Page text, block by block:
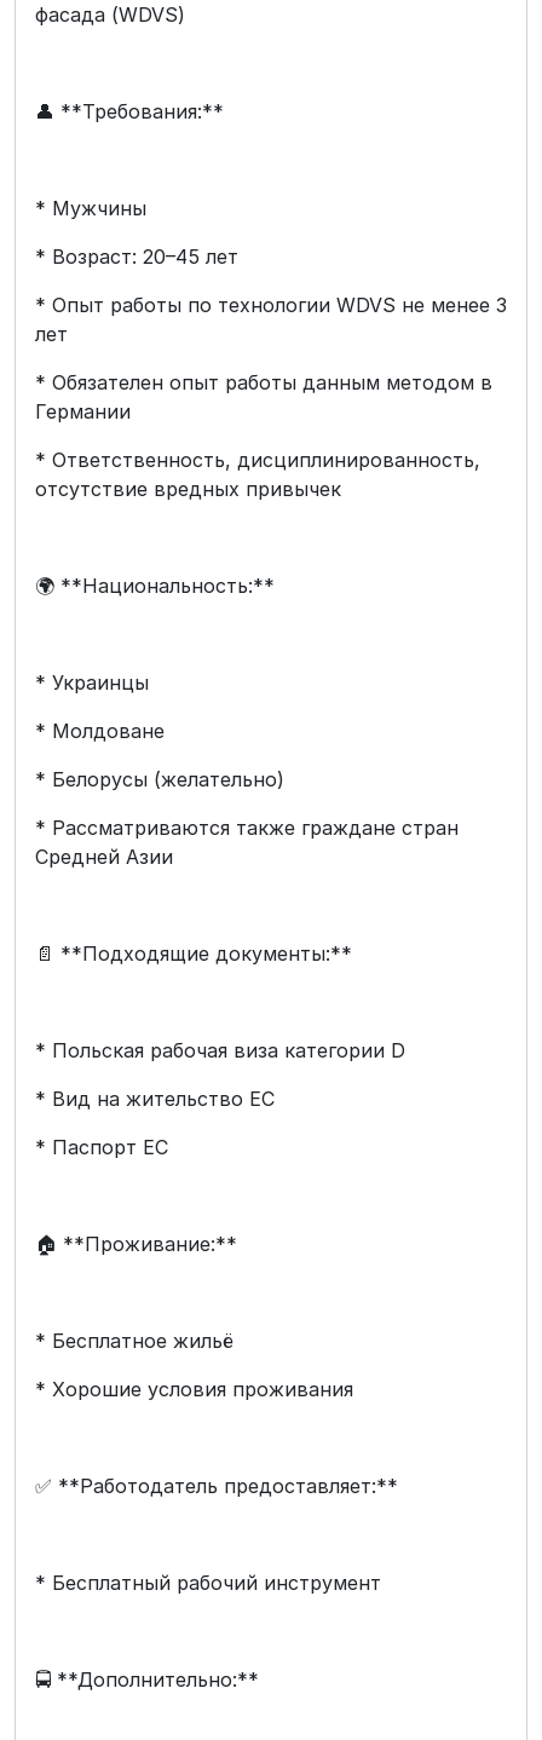
фасада (WDVS)
👤 **Требования:**
* Мужчины
* Возраст: 20–45 лет
* Опыт работы по технологии WDVS не менее 3
лет
* Обязателен опыт работы данным методом в
Германии
* Ответственность, дисциплинированность,
отсутствие вредных привычек
🌍 **Национальность:**
* Украинцы
* Молдоване
* Белорусы (желательно)
* Рассматриваются также граждане стран
Средней Азии
📄 **Подходящие документы:**
* Польская рабочая виза категории D
* Вид на жительство ЕС
* Паспорт ЕС
🏠 **Проживание:**
* Бесплатное жильё
* Хорошие условия проживания
✅ **Работодатель предоставляет:**
* Бесплатный рабочий инструмент
🚍 **Дополнительно:**